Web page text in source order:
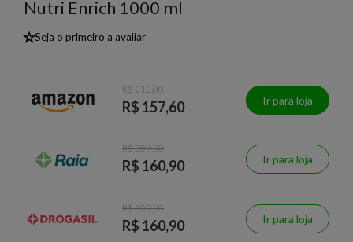
Nutri Enrich 1000 ml
★Seja o primeiro a avaliar
R$ 212,00
R$ 157,60 Ir para loja
R$ 309,90
R$ 160,90 Ir para loja
R$ 309,90
R$ 160,90 Ir para loja